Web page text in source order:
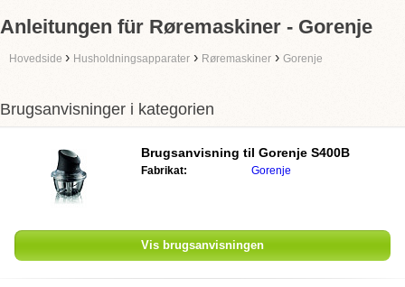
Anleitungen für Røremaskiner - Gorenje
Hovedside › Husholdningsapparater › Røremaskiner › Gorenje
Brugsanvisninger i kategorien
Brugsanvisning til Gorenje S400B
Fabrikat: Gorenje
Vis brugsanvisningen